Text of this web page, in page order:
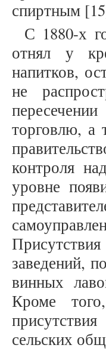
спиртным
С 1880-х
отнял у
напитков,
не
торговлю, а
контроля
уровне
заведений,
винных
Кроме
сельских